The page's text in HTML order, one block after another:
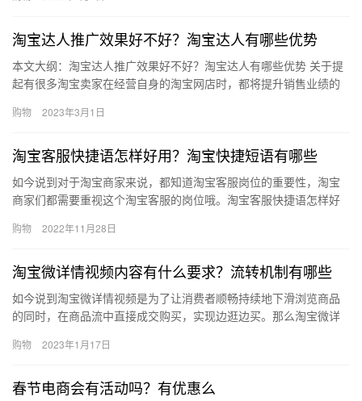
淘宝达人推广效果好不好？淘宝达人有哪些优势
本文大纲：淘宝达人推广效果好不好？淘宝达人有哪些优势 关于提
起有很多淘宝卖家在经营自身的淘宝网店时，都将提升销售业绩的
中，…
购物 2023年3月1日
淘宝客服快捷语怎样好用？淘宝快捷短语有哪些
如今说到对于淘宝商家来说，都知道淘宝客服岗位的重要性，淘宝
商家们都需要重视这个淘宝客服的岗位哦。淘宝客服快捷语怎样好
用?1…
购物 2022年11月28日
淘宝微详情视频内容有什么要求？流转机制有哪些
如今说到淘宝微详情视频是为了让消费者顺畅持续地下滑浏览商品
的同时，在商品流中直接成交购买，实现边逛边买。那么淘宝微详
情视…
购物 2023年1月17日
春节电商会有活动吗？有优惠么